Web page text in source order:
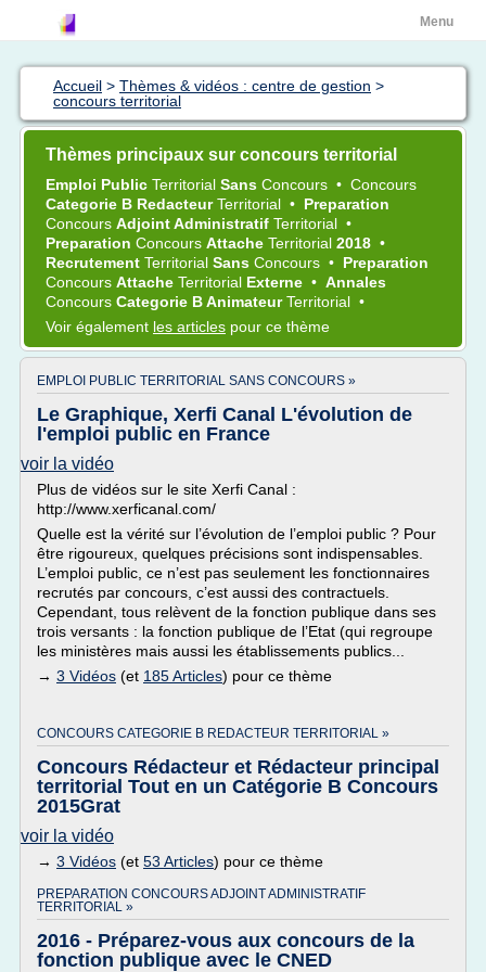
Menu
Accueil > Thèmes & vidéos : centre de gestion >
concours territorial
Thèmes principaux sur concours territorial
Emploi Public Territorial Sans Concours • Concours
Categorie B RedacteurTerritorial • Preparation
Concours Adjoint Administratif Territorial •
Preparation Concours Attache Territorial 2018 •
Recrutement Territorial Sans Concours • Preparation
Concours Attache Territorial Externe • Annales
Concours Categorie B AnimateurTerritorial •
Voir également les articles pour ce thème
EMPLOI PUBLIC TERRITORIAL SANS CONCOURS »
Le Graphique, Xerfi Canal L'évolution de
l'emploi public en France
voir la vidéo
Plus de vidéos sur le site Xerfi Canal :
http://www.xerficanal.com/
Quelle est la vérité sur l’évolution de l’emploi public ? Pour
être rigoureux, quelques précisions sont indispensables.
L’emploi public, ce n’est pas seulement les fonctionnaires
recrutés par concours, c’est aussi des contractuels.
Cependant, tous relèvent de la fonction publique dans ses
trois versants : la fonction publique de l’Etat (qui regroupe
les ministères mais aussi les établissements publics...
→ 3 Vidéos (et 185 Articles) pour ce thème
CONCOURS CATEGORIE B REDACTEUR TERRITORIAL »
Concours Rédacteur et Rédacteur principal
territorial Tout en un Catégorie B Concours
2015Grat
voir la vidéo
→ 3 Vidéos (et 53 Articles) pour ce thème
PREPARATION CONCOURS ADJOINT ADMINISTRATIF
TERRITORIAL »
2016 - Préparez-vous aux concours de la
fonction publique avec le CNED